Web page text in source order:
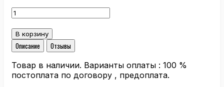
Количество
товара
Осевой
вентилятор
Ebmpapst
S4S250-
AH02-
01
В корзину
Описание
Отзывы
Товар в наличии. Варианты оплаты : 100 %
постоплата по договору , предоплата.